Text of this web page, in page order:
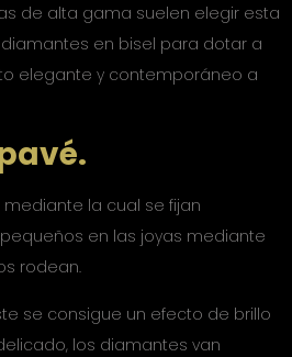
de alta gama suelen elegir esta
en bisel para dotar a
elegante y contemporáneo a
la cual se fijan
en las joyas mediante
rodean.
se consigue un efecto de brillo
los diamantes van